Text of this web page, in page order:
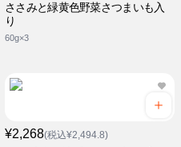
ささみと緑黄色野菜さつまいも入
り
60g×3
¥2,268(税込¥2,494.8)